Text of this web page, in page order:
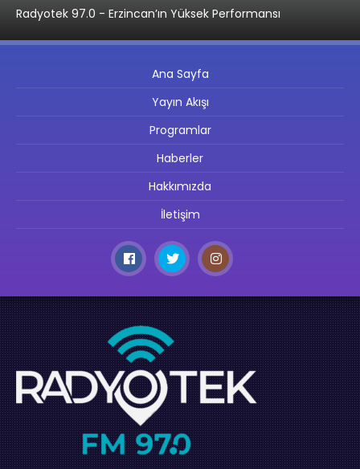
Radyotek 97.0 - Erzincan’ın Yüksek Performansı
Ana Sayfa
Yayın Akışı
Programlar
Haberler
Hakkımızda
İletişim